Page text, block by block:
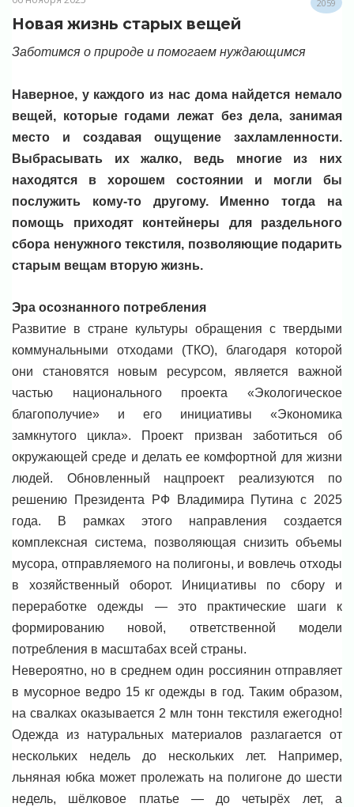
2059
Новая жизнь старых вещей
Заботимся о природе и помогаем нуждающимся
Наверное, у каждого из нас дома найдется немало
вещей, которые годами лежат без дела, занимая
место и создавая ощущение захламленности.
Выбрасывать их жалко, ведь многие из них
находятся в хорошем состоянии и могли бы
послужить кому-то другому. Именно тогда на
помощь приходят контейнеры для раздельного
сбора ненужного текстиля, позволяющие подарить
старым вещам вторую жизнь.
Эра осознанного потребления
Развитие в стране культуры обращения с твердыми
коммунальными отходами (ТКО), благодаря которой
они становятся новым ресурсом, является важной
частью национального проекта «Экологическое
благополучие» и его инициативы «Экономика
замкнутого цикла». Проект призван заботиться об
окружающей среде и делать ее комфортной для жизни
людей. Обновленный нацпроект реализуются по
решению Президента РФ Владимира Путина с 2025
года. В рамках этого направления создается
комплексная система, позволяющая снизить объемы
мусора, отправляемого на полигоны, и вовлечь отходы
в хозяйственный оборот. Инициативы по сбору и
переработке одежды — это практические шаги к
формированию новой, ответственной модели
потребления в масштабах всей страны.
Невероятно, но в среднем один россиянин отправляет
в мусорное ведро 15 кг одежды в год. Таким образом,
на свалках оказывается 2 млн тонн текстиля ежегодно!
Одежда из натуральных материалов разлагается от
нескольких недель до нескольких лет. Например,
льняная юбка может пролежать на полигоне до шести
недель, шёлковое платье — до четырёх лет, а